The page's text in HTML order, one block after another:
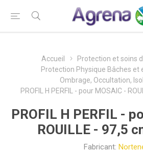
Accueil
Protection et soins
Protection Physique Bâches et
Ombrage, Occultation,
PROFIL H PERFIL - pour MOSAIC -
PROFIL H PERFIL -
ROUILLE - 97,5
Fabricant: